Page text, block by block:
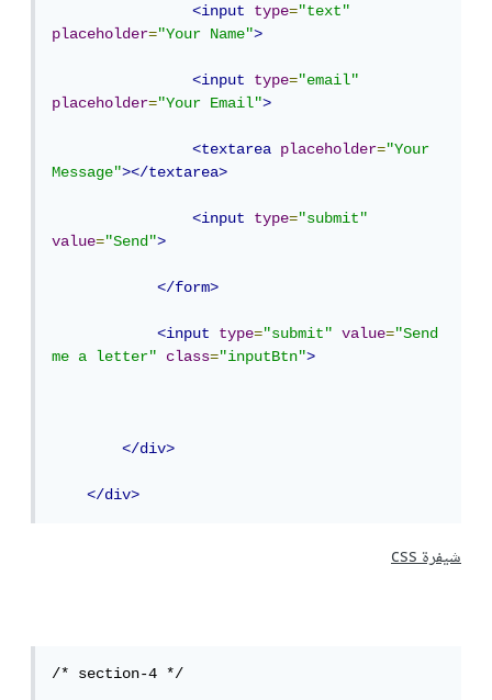
<input type="text"
placeholder="Your Name">
<input type="email"
placeholder="Your Email">
<textarea placeholder="Your
Message"></textarea>
<input type="submit"
value="Send">
</form>
<input type="submit" value="Send
me a letter"
class="inputBtn">
</div>
</div>
شيفرة css
/* section-4 */